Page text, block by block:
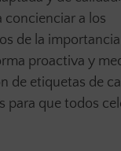
concienciar a los
de la
proactiva y
de etiquetas de
para que todos